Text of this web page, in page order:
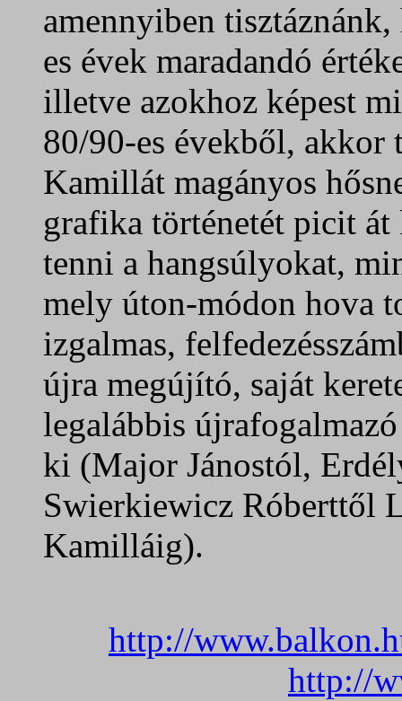
amennyiben
es évek maradandó
illetve azokhoz képest
80/90-es évekből, akkor
Kamillát magányos
grafika történetét picit
tenni a hangsúlyokat,
mely úton-módon hova
izgalmas,
újra megújító, saját
legalábbis
ki (Major Jánostól,
Swierkiewicz Róberttől
Kamilláig).
http://
http://